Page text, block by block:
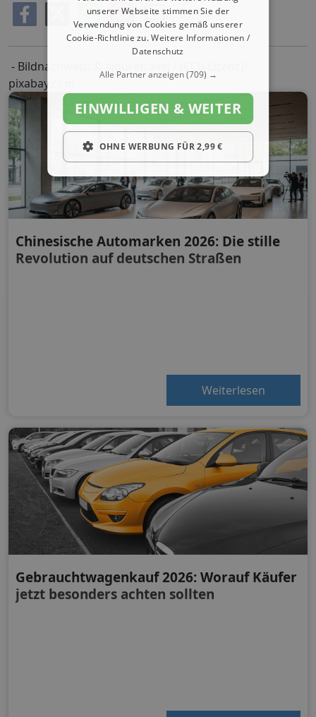
- Bildnachweis: © ajouretravel / (CC0-Lizenz)/
pixabay.com
Chinesische Automarken 2026: Die stille
Revolution auf deutschen Straßen
Weiterlesen
Gebrauchtwagenkauf 2026: Worauf Käufer
jetzt besonders achten sollten
unserer Webseite stimmen Sie der
Verwendung von Cookies gemäß unserer
Cookie-Richtlinie zu.Weitere Informationen /
Datenschutz
Alle Partner anzeigen(709) →
EINWILLIGEN & WEITER
OHNE WERBUNG FÜR 2,99 €